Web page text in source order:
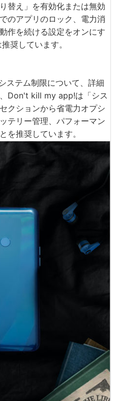
替え」を有効化または無効
のアプリのロック、電力消
作を続ける設定をオンにす
奨しています。
ステム制限について、詳細
Don't kill my app!は「シス
クションから省電力オプシ
テリー管理、パフォーマン
を推奨しています。